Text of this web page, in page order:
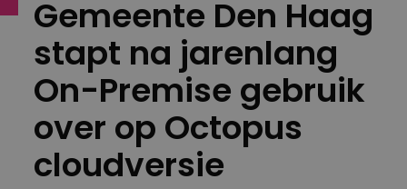
Gemeente Den Haag
stapt na jarenlang
On-Premise gebruik
over op Octopus
cloudversie